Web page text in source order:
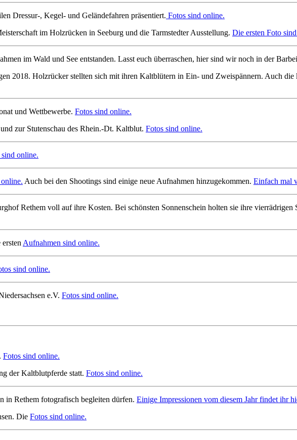
Dressur-, Kegel- und Geländefahren präsentiert. Fotos sind online.
im Holzrücken in Seeburg und die Tarmstedter Ausstellung. Die ersten Foto
im Wald und See entstanden. Lasst euch überraschen, hier sind wir noch in der
2018. Holzrücker stellten sich mit ihren Kaltblütern in Ein- und Zweispännern. Auch
und Wettbewerbe. Fotos sind online.
zur Stutenschau des Rhein.-Dt. Kaltblut. Fotos sind online.
online.
Auch bei den Shootings sind einige neue Aufnahmen hinzugekommen. Einfach mal
Rethem voll auf ihre Kosten. Bei schönsten Sonnenschein holten sie ihre vierrädrigen
Aufnahmen sind online.
sind online.
e.V. Fotos sind online.
Fotos sind online.
der Kaltblutpferde statt. Fotos sind online.
in Rethem fotografisch begleiten dürfen. Einige Impressionen vom diesem Jahr findet ihr
Die Fotos sind online.